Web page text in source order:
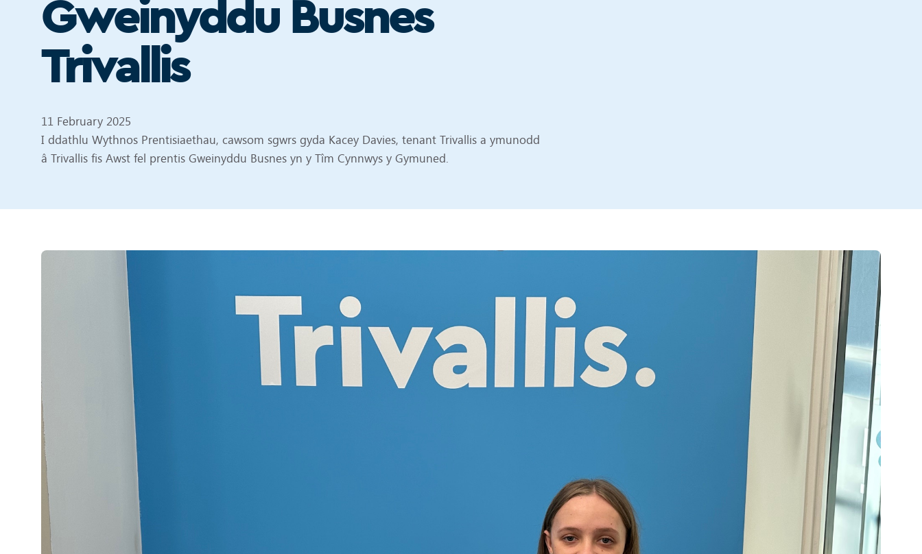
Gweinyddu Busnes
Trivallis
11 February 2025
I ddathlu Wythnos Prentisiaethau, cawsom sgwrs gyda Kacey Davies, tenant Trivallis a ymunodd
â Trivallis fis Awst fel prentis Gweinyddu Busnes yn y Tîm Cynnwys y Gymuned.